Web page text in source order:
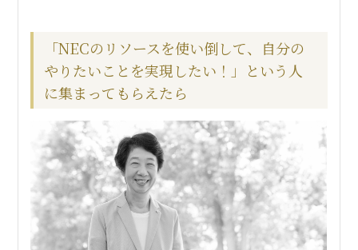
「NECのリソースを使い倒して、自分の
やりたいことを実現したい！」という人
に集まってもらえたら